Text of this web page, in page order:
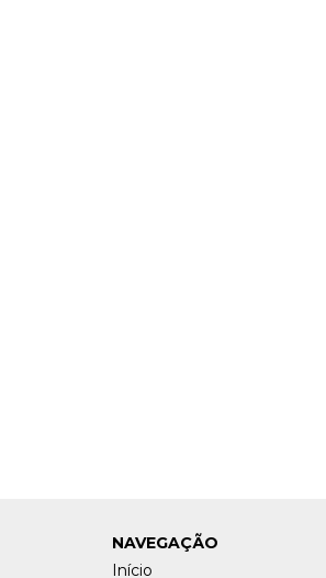
NAVEGAÇÃO
Início